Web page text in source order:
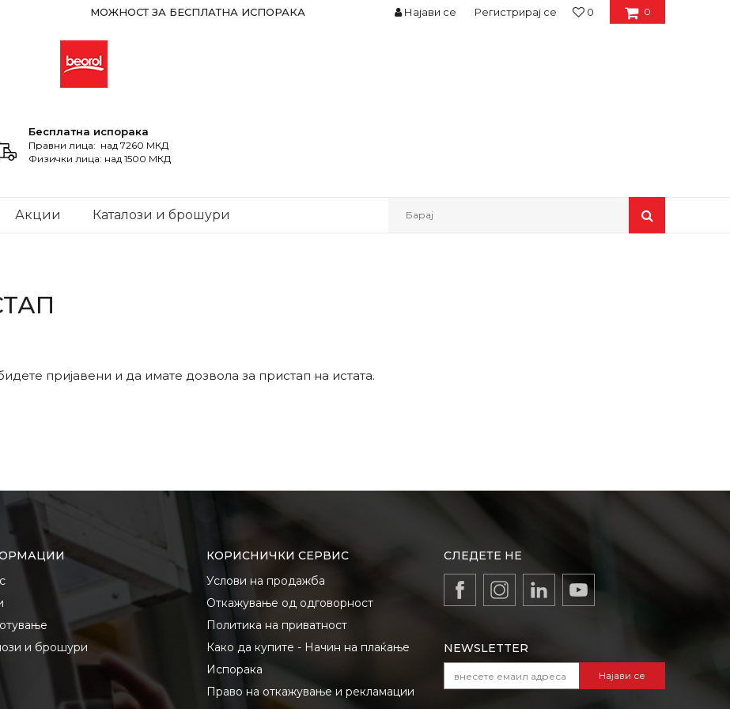
МОЖНОСТ ЗА БЕСПЛАТНА ИСПОРАКА 0
0
Најави се Регистрирај се
Бесплатна испорака
Правни лица: над 7260 МКД
Физички лица: над 1500 МКД
Акции Каталози и брошури Барај
пријавени и да имате дозвола за пристап на истата.
и брошури
КОРИСНИЧКИ СЕРВИС
Услови на продажба
Откажување од одговорност
Политика на приватност
Како да купите - Начин на плаќање
Испорака
Право на откажување и рекламации
СЛЕДЕТЕ НЕ
NEWSLETTER
Најави се